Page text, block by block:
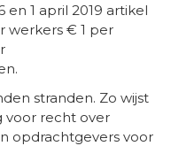
en 1 april 2019 artikel
werkers € 1 per
stranden. Zo wijst
voor recht over
opdrachtgevers voor